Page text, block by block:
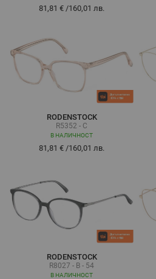
81,81 € /160,01 лв.
RODENSTOCK
R5352 - C
В НАЛИЧНОСТ
81,81 € /160,01 лв.
RODENSTOCK
R8027 - B - 54
В НАЛИЧНОСТ